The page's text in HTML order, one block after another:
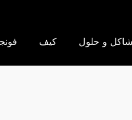
و حلول كيف